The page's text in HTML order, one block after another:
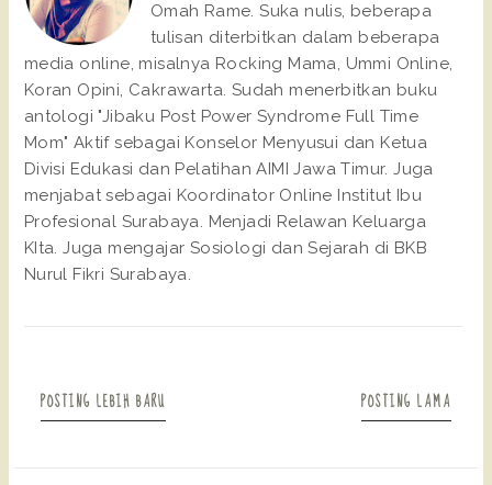
Omah Rame. Suka nulis, beberapa
tulisan diterbitkan dalam beberapa
media online, misalnya Rocking Mama, Ummi Online,
Koran Opini, Cakrawarta. Sudah menerbitkan buku
antologi "Jibaku Post Power Syndrome Full Time
Mom" Aktif sebagai Konselor Menyusui dan Ketua
Divisi Edukasi dan Pelatihan AIMI Jawa Timur. Juga
menjabat sebagai Koordinator Online Institut Ibu
Profesional Surabaya. Menjadi Relawan Keluarga
KIta. Juga mengajar Sosiologi dan Sejarah di BKB
Nurul Fikri Surabaya.
POSTING LEBIH BARU POSTING LAMA